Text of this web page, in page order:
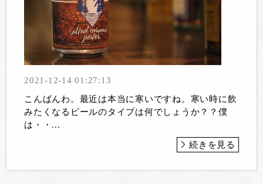
2021-12-14 01:27:13
こんばんわ。最近は本当に寒いですね。寒い時に飲
みたくなるビールのタイプは何でしょうか？？僕
は・・...
続きを見る